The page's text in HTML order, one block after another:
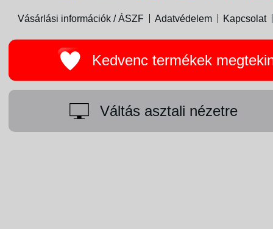
Vásárlási információk / ÁSZF Adatvédelem Kapcsolat
Kedvenc termékek
Váltás asztali nézetre